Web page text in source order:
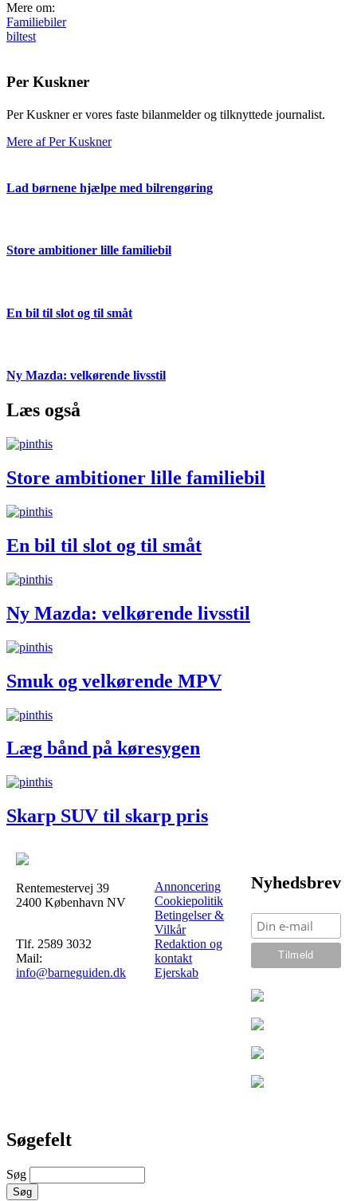
Mere om:
Familiebiler
biltest
Per Kuskner
Per Kuskner er vores faste bilanmelder og tilknyttede journalist.
Mere af Per Kuskner
Lad børnene hjælpe med bilrengøring
Store ambitioner lille familiebil
En bil til slot og til småt
Ny Mazda: velkørende livsstil
Læs også
Store ambitioner lille familiebil
En bil til slot og til småt
Ny Mazda: velkørende livsstil
Smuk og velkørende MPV
Læg bånd på køresygen
Skarp SUV til skarp pris
Rentemestervej 39
2400 København NV
Tlf. 2589 3032
Mail:
info@barneguiden.dk
Annoncering
Cookiepolitik
Betingelser &
Vilkår
Redaktion og
kontakt
Ejerskab
Nyhedsbrev
Søgefelt
Søg